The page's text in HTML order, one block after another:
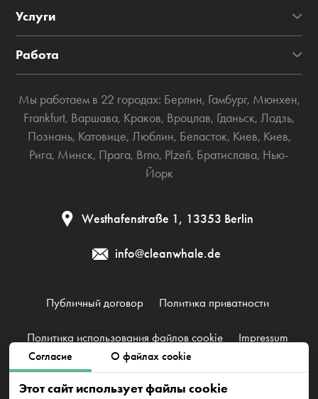
Согласие О файлах cookie
Этот сайт использует файлы cookie
Услуги
Работа
Мы работаем в 22 городах: Берлин, Гамбург, Мюнхен,
Frankfurt, Варшава, Краков, Вроцлав, Гданьск, Лодзь,
Познань, Катовице, Люблин, Беласток, Киев, Киев,
Рига, Минск, Прага, Brno, Plzeň, Братислава, Нью-
Йорк
Westhafenstraße 1, 13353 Berlin
info@cleanwhale.de
Публичный договор Политика приватности
Политика использования файлов cookie Impressum
CleanWhale GmbH, HRB 240046 B, DE353460818
Westhafenstraße 1, 13353 Berlin